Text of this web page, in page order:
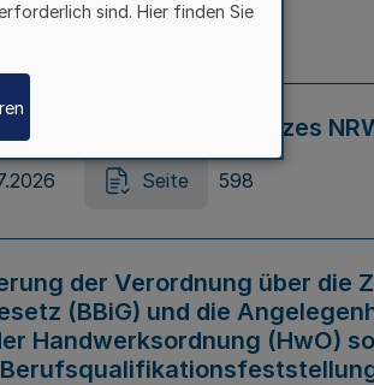
Seite 595
Casinospiel Gesetzes
Seite 598
der Verordnung über die
(BBiG) und die
Handwerksordnung (HwO)
sind. Hier finden Sie